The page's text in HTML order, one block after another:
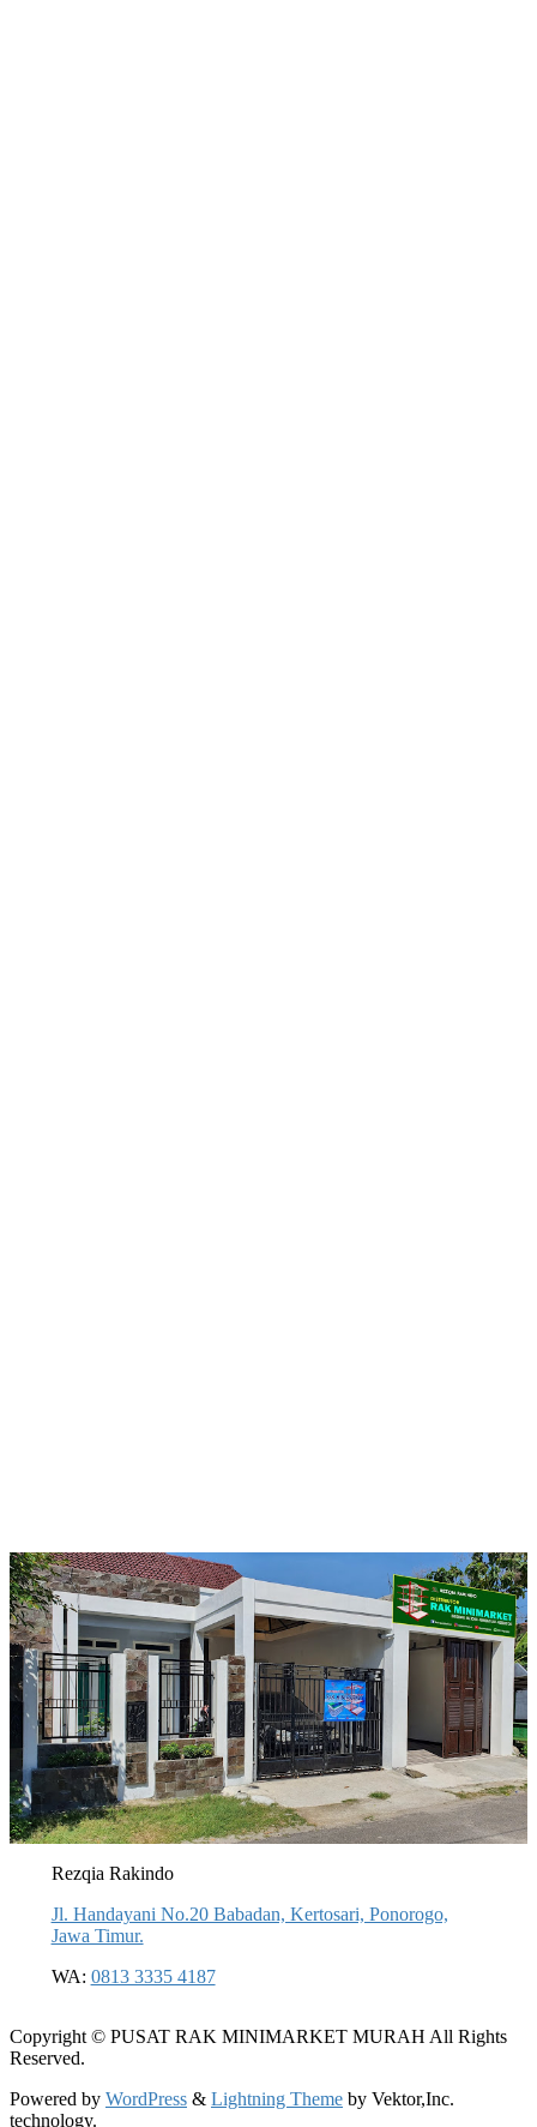
Rezqia Rakindo
Jl. Handayani No.20 Babadan, Kertosari, Ponorogo,
Jawa Timur.
WA: 0813 3335 4187
Copyright © PUSAT RAK MINIMARKET MURAH All Rights
Reserved.
Powered by WordPress & Lightning Theme by Vektor,Inc.
technology.